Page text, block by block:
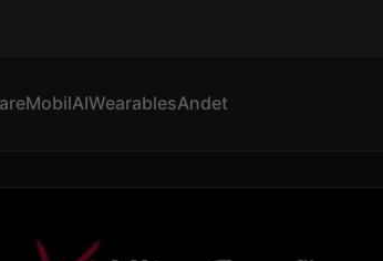
MobilAIWearablesAndet